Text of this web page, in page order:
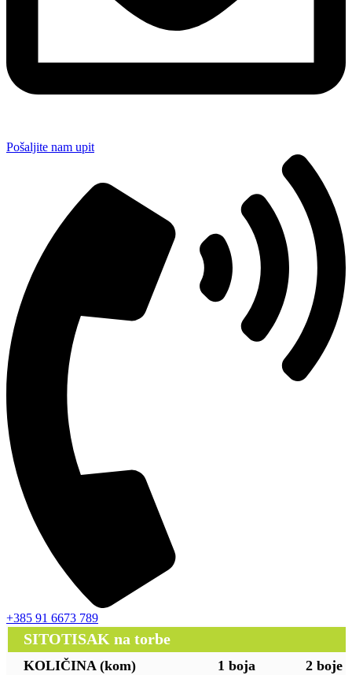
Pošaljite nam upit
+385 91 6673 789
SITOTISAK na torbe
KOLIČINA (kom) 1 boja 2 boje